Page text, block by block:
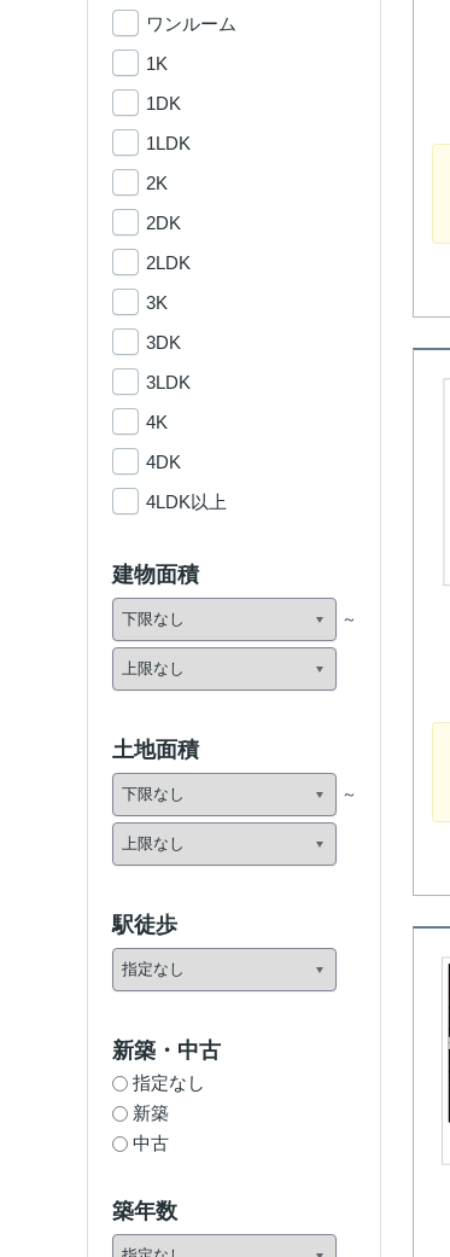
ワンルーム
1K
1DK
1LDK
2K
2DK
2LDK
3K
3DK
3LDK
4K
4DK
4LDK以上
建物面積
土地面積
駅徒歩
新築・中古
指定なし
新築
中古
築年数